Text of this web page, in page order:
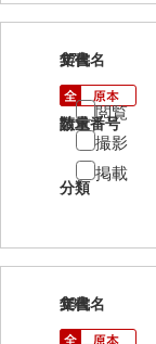
17
文書名
請求番号
分類
年代
数量
閲覧
撮影
掲載
18
文書名
年代